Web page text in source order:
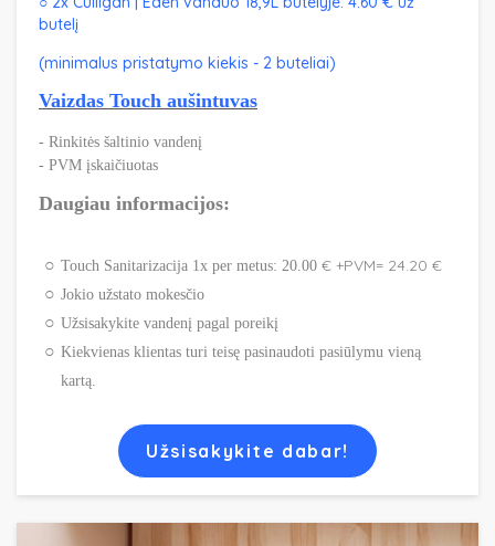
butelį
(minimalus pristatymo kiekis - 2 buteliai)
Vaizdas Touch aušintuvas
- Rinkitės šaltinio vandenį
- PVM įskaičiuotas
Daugiau informacijos:
Touch Sanitarizacija 1x per metus: 20.00 € +PVM= 24.20 €
Jokio užstato mokesčio
Užsisakykite vandenį pagal poreikį
Kiekvienas klientas turi teisę pasinaudoti pasiūlymu vieną
kartą.
Užsisakykite dabar!